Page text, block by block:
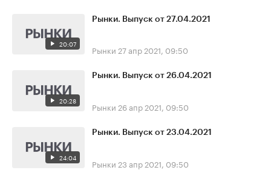
20:07
Рынки. Выпуск от 27.04.2021
Рынки 27 апр 2021, 09:50
20:28
Рынки. Выпуск от 26.04.2021
Рынки 26 апр 2021, 09:50
24:04
Рынки. Выпуск от 23.04.2021
Рынки 23 апр 2021, 09:50